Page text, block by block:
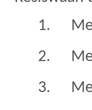
1.
2.
3.